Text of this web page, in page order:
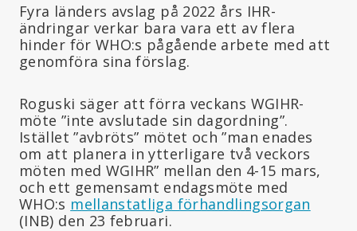
Fyra länders avslag på 2022 års IHR-
ändringar verkar bara vara ett av flera
hinder för WHO:s pågående arbete med att
genomföra sina förslag.
Roguski säger att förra veckans WGIHR-
möte ”inte avslutade sin dagordning”.
Istället ”avbröts” mötet och ”man enades
om att planera in ytterligare två veckors
möten med WGIHR” mellan den 4-15 mars,
och ett gemensamt endagsmöte med
WHO:s mellanstatliga förhandlingsorgan
(INB) den 23 februari.